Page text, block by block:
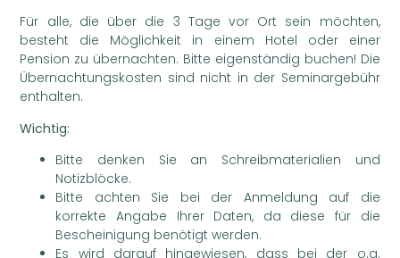
Für alle, die über die 3 Tage vor Ort sein möchten,
besteht die Möglichkeit in einem Hotel oder einer
Pension zu übernachten. Bitte eigenständig buchen! Die
Übernachtungskosten sind nicht in der Seminargebühr
enthalten.
Wichtig:
Bitte denken Sie an Schreibmaterialien und
Notizblöcke.
Bitte achten Sie bei der Anmeldung auf die
korrekte Angabe Ihrer Daten, da diese für die
Bescheinigung benötigt werden.
Es wird darauf hingewiesen, dass bei der o.g.